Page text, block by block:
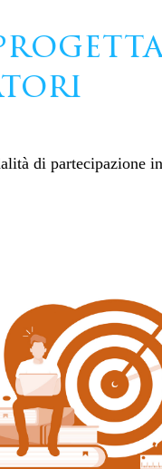
di partecipazione